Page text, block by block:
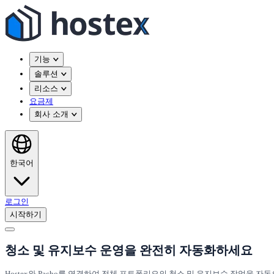
기능
솔루션
리소스
요금제
회사 소개
한국어
로그인
시작하기
청소 및 유지보수 운영을 완전히 자동화하세요